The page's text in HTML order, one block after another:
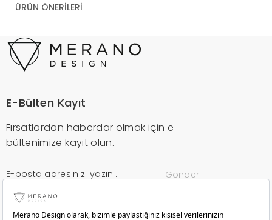
ÜRÜN ÖNERILERI
E-Bülten Kayıt
Fırsatlardan haberdar olmak için e-
bültenimize kayıt olun.
Gönder
Kurumsal